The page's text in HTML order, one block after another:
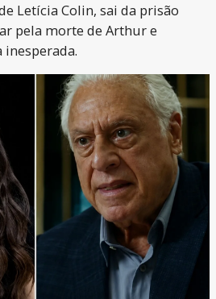
Letícia Colin, sai da prisão
pela morte de Arthur e